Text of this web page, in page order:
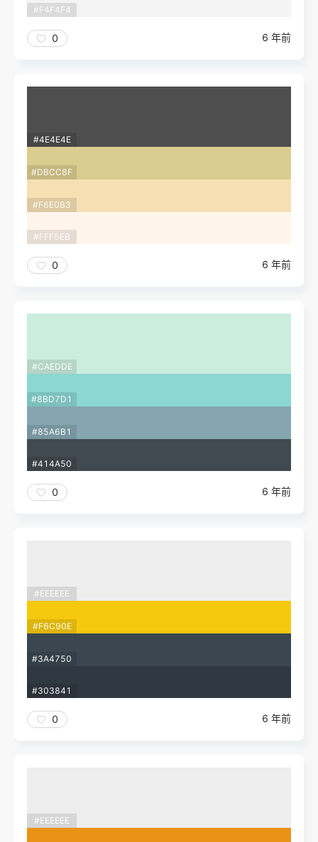
#F4F4F4
0 6 年前
#4E4E4E
#DBCC8F
#F6E0B3
#FFF5EB
0 6 年前
#CAEDDE
#8BD7D1
#85A6B1
#414A50
0 6 年前
#EEEEEE
#F6C90E
#3A4750
#303841
0 6 年前
#EEEEEE